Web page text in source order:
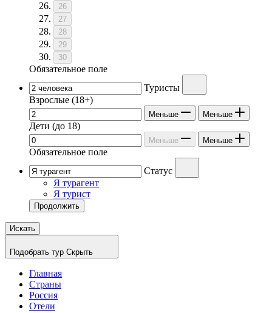
26
27
28
29
30
Обязательное поле
Туристы
Взрослые (18+)
Меньше Меньше
Дети (до 18)
Меньше Меньше
Обязательное поле
Статус
Я турагент
Я турист
Продолжить
Искать
Подобрать тур Скрыть
Главная
Страны
Россия
Отели